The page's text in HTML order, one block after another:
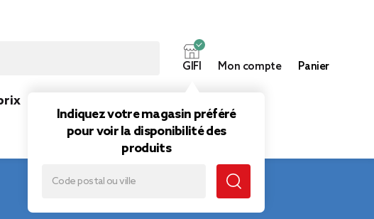
GIFI
Indiquez votre magasin préféré
pour voir la disponibilité des
produits
Mon compte Panier